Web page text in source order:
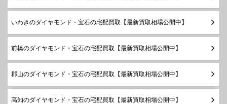
いわきのダイヤモンド・宝石の宅配買取【最新買取相場公開中】
前橋のダイヤモンド・宝石の宅配買取【最新買取相場公開中】
郡山のダイヤモンド・宝石の宅配買取【最新買取相場公開中】
高知のダイヤモンド・宝石の宅配買取【最新買取相場公開中】